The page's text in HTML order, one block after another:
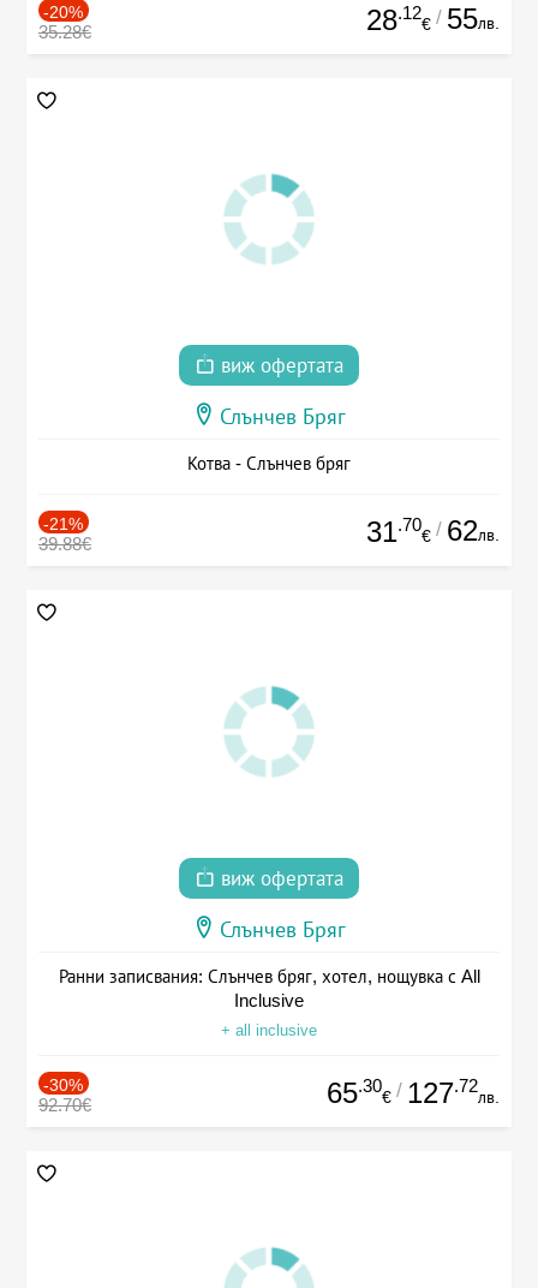
-20%
35.28€ 28.12
€ / 55лв.
виж офертата
Слънчев Бряг
Котва - Слънчев бряг
-21%
39.88€ 31.70
€ / 62лв.
виж офертата
Слънчев Бряг
Ранни записвания: Слънчев бряг, хотел, нощувка с All
Inclusive
+ all inclusive
-30%
92.70€ 65.30
€ / 127.72
лв.